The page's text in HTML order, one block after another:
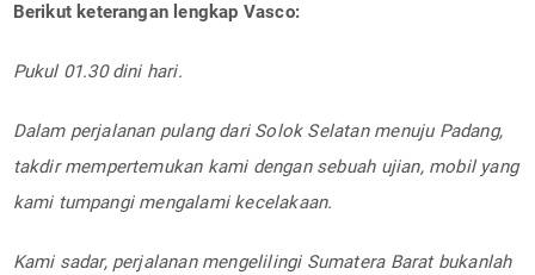
Berikut keterangan lengkap Vasco:
Pukul 01.30 dini hari.
Dalam perjalanan pulang dari Solok Selatan menuju Padang,
takdir mempertemukan kami dengan sebuah ujian, mobil yang
kami tumpangi mengalami kecelakaan.
Kami sadar, perjalanan mengelilingi Sumatera Barat bukanlah